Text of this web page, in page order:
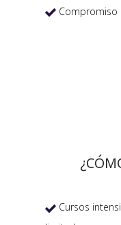
 Compromiso
 Cursos